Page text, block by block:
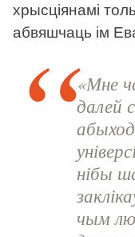
хрысціянамі
абвяшчаць ім
«Мне
далей
нібы
чым